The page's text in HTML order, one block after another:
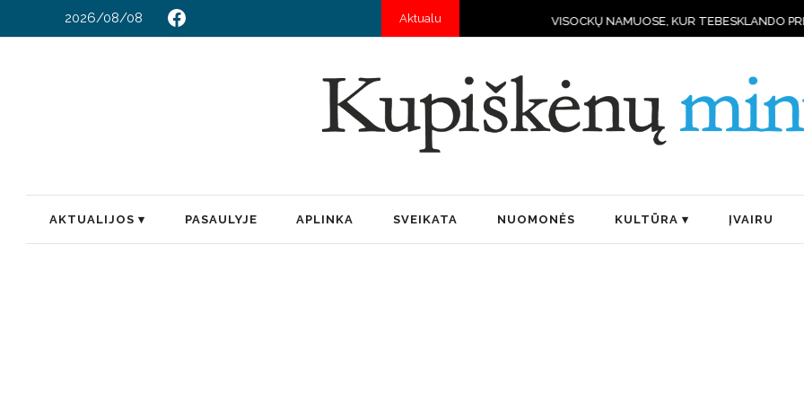
2026/08/08 Aktualu
VISOCKŲ NAMUOSE, KUR TEBESKLANDO PRIEŠKARIO DVASIA IR KYLA
AKTUALIJOS PASAULYJE APLINKA SVEIKATA NUOMONĖS KULTŪRA ĮVAIRU